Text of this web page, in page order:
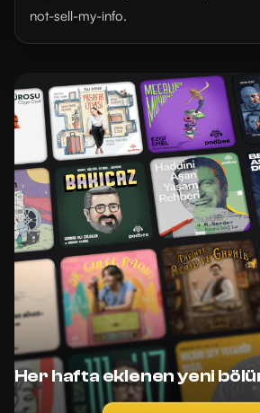
not-sell-my-info.
Her hafta eklenen yeni